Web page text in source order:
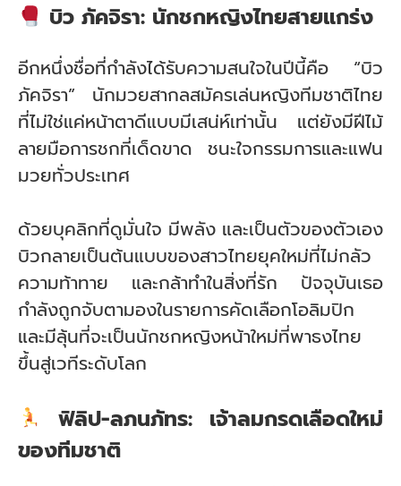
บิว ภัคจิรา: นักชกหญิงไทยสายแกร่ง
อีกหนึ่งชื่อที่กำลังได้รับความสนใจในปีนี้คือ “บิว
ภัคจิรา” นักมวยสากลสมัครเล่นหญิงทีมชาติไทย
ที่ไม่ใช่แค่หน้าตาดีแบบมีเสน่ห์เท่านั้น แต่ยังมีฝีไม้
ลายมือการชกที่เด็ดขาด ชนะใจกรรมการและแฟน
มวยทั่วประเทศ
ด้วยบุคลิกที่ดูมั่นใจ มีพลัง และเป็นตัวของตัวเอง
บิวกลายเป็นต้นแบบของสาวไทยยุคใหม่ที่ไม่กลัว
ความท้าทาย และกล้าทำในสิ่งที่รัก ปัจจุบันเธอ
กำลังถูกจับตามองในรายการคัดเลือกโอลิมปิก
และมีลุ้นที่จะเป็นนักชกหญิงหน้าใหม่ที่พาธงไทย
ขึ้นสู่เวทีระดับโลก
ฟิลิป-ลภนภัทร: เจ้าลมกรดเลือดใหม่
ของทีมชาติ